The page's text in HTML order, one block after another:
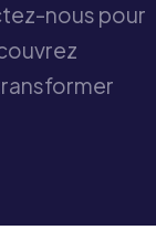
nous pour